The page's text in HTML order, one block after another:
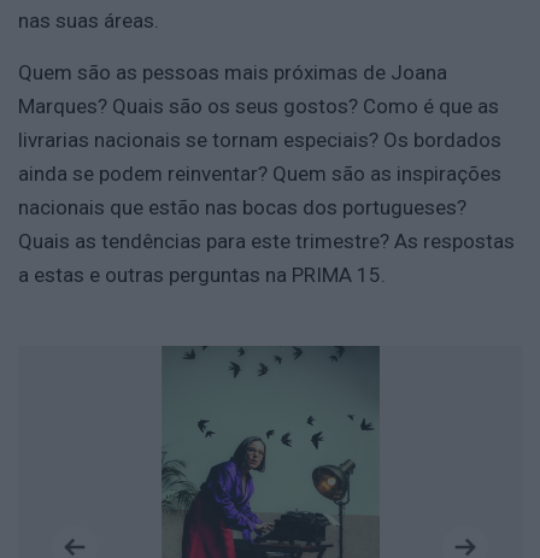
nas suas áreas.
Quem são as pessoas mais próximas de Joana
Marques? Quais são os seus gostos? Como é que as
livrarias nacionais se tornam especiais? Os bordados
ainda se podem reinventar? Quem são as inspirações
nacionais que estão nas bocas dos portugueses?
Quais as tendências para este trimestre? As respostas
a estas e outras perguntas na PRIMA 15.